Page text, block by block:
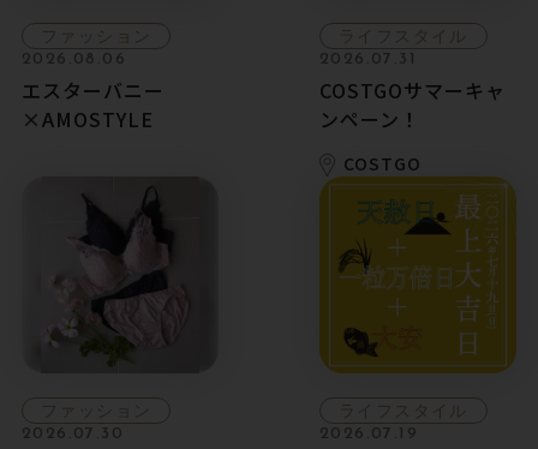
ファッション
2026.08.06
エスターバニー
×AMOSTYLE
ライフスタイル
2026.07.31
COSTGOサマーキャ
ンペーン！
COSTGO
ファッション
2026.07.30
ライフスタイル
2026.07.19